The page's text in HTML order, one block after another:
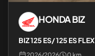
HONDABIZ
BIZ 125 ES/ 125 ES FLEX